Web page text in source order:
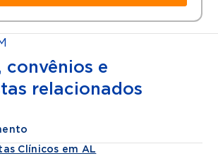
convênios e
relacionados
Clínicos em AL